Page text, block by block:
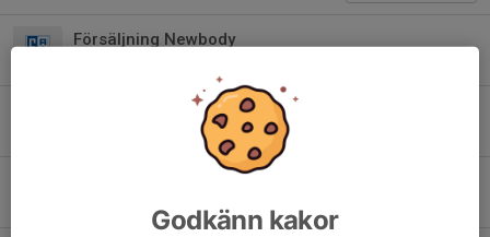
Försäljning Newbody
4
Godkänn kakor